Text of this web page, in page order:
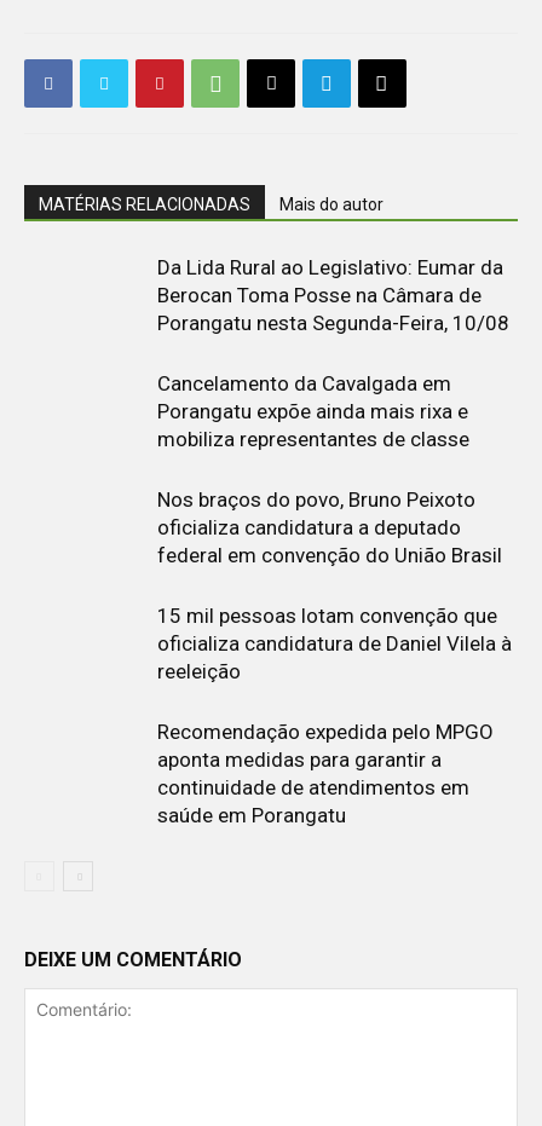
MATÉRIAS RELACIONADAS Mais do autor
Da Lida Rural ao Legislativo: Eumar da
Berocan Toma Posse na Câmara de
Porangatu nesta Segunda-Feira, 10/08
Cancelamento da Cavalgada em
Porangatu expõe ainda mais rixa e
mobiliza representantes de classe
Nos braços do povo, Bruno Peixoto
oficializa candidatura a deputado
federal em convenção do União Brasil
15 mil pessoas lotam convenção que
oficializa candidatura de Daniel Vilela à
reeleição
Recomendação expedida pelo MPGO
aponta medidas para garantir a
continuidade de atendimentos em
saúde em Porangatu
DEIXE UM COMENTÁRIO